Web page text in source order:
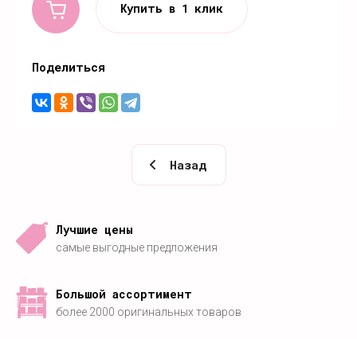
Купить в 1 клик
Поделиться
Назад
Лучшие цены
самые выгодные предложения
Большой ассортимент
более 2000 оригинальных товаров